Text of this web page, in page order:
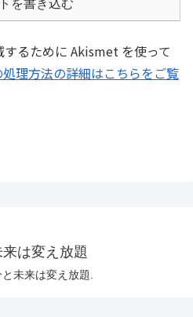
を書き込む
るために Akismet を使って
理方法の詳細はこちらをご覧
は変え放題
未来は変え放題.